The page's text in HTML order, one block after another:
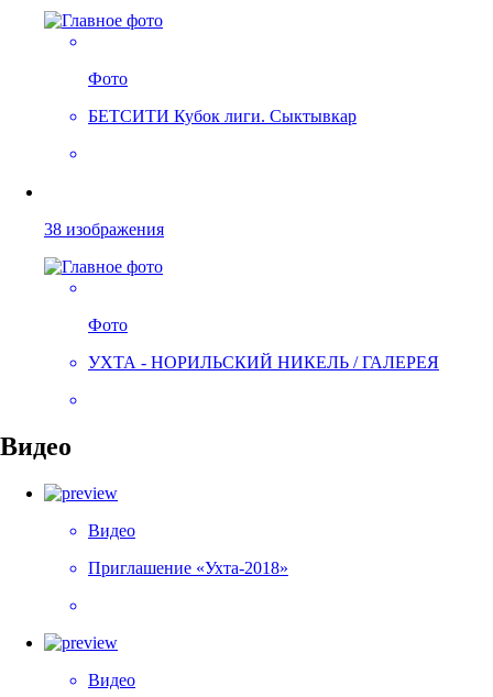
Фото
БЕТСИТИ Кубок лиги. Сыктывкар
38 изображения
Фото
УХТА - НОРИЛЬСКИЙ НИКЕЛЬ / ГАЛЕРЕЯ
Видео
Видео
Приглашение «Ухта-2018»
Видео